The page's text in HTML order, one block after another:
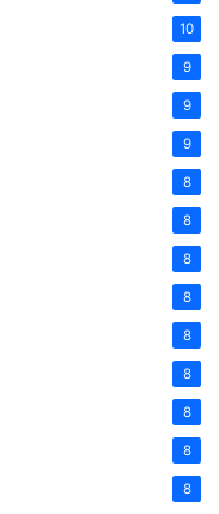
10
9
9
9
8
8
8
8
8
8
8
8
8